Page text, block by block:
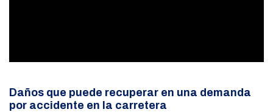
Daños que puede recuperar en una demanda
por accidente en la carretera